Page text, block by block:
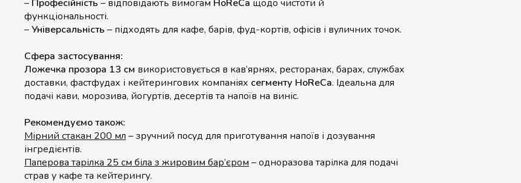
– Професійність – відповідають вимогам HoReCa щодо чистоти й
функціональності.
–Універсальність – підходять для кафе, барів, фуд-кортів, офісів і вуличних точок.
Сфера застосування:
Ложечка прозора 13 см використовується в кав’ярнях, ресторанах, барах, службах
доставки, фастфудах і кейтерингових компаніях сегменту HoReCa. Ідеальна для
подачі кави, морозива, йогуртів, десертів та напоїв на виніс.
Рекомендуємо також:
Мірний стакан 200 мл – зручний посуд для приготування напоїв і дозування
інгредієнтів.
Паперова тарілка 25 см біла з жировим бар’єром – одноразова тарілка для подачі
страв у кафе та кейтерингу.